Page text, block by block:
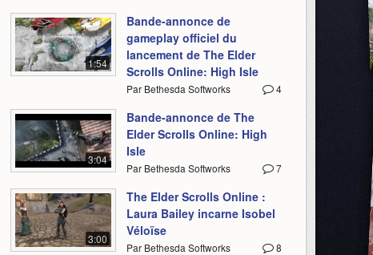
1:54
Bande-annonce de
gameplay officiel du
lancement de The Elder
Scrolls Online: High Isle
4
Par Bethesda Softworks
3:04
Bande-annonce de The
Elder Scrolls Online: High
Isle
7
Par Bethesda Softworks
3:00
The Elder Scrolls Online :
Laura Bailey incarne Isobel
Véloïse
8
Par Bethesda Softworks